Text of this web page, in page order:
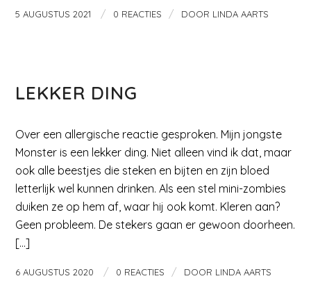
5 AUGUSTUS 2021 / 0 REACTIES / DOOR LINDA AARTS
LEKKER DING
Over een allergische reactie gesproken. Mijn jongste
Monster is een lekker ding. Niet alleen vind ik dat, maar
ook alle beestjes die steken en bijten en zijn bloed
letterlijk wel kunnen drinken. Als een stel mini-zombies
duiken ze op hem af, waar hij ook komt. Kleren aan?
Geen probleem. De stekers gaan er gewoon doorheen.
[…]
6 AUGUSTUS 2020 / 0 REACTIES / DOOR LINDA AARTS